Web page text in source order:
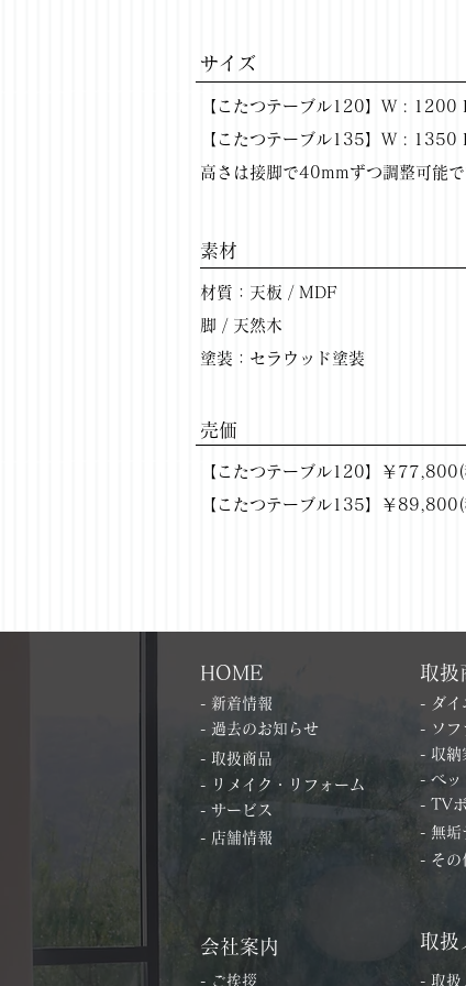
サイズ
【こたつテーブル120】W :
【こたつテーブル135】W :
高さは接脚で40mmずつ調整可能で
​素材
材質：天板 / MDF
脚 / 天然木
塗装：セラウッド塗装
​売価
【こたつテーブル120】￥
【こたつテーブル135】￥
HOME
- 新着情報
- 過去のお知らせ
- 取扱商品
- リメイク・リフォーム
- サービス
- 店舗情報
取扱
- ダイ
- ソフ
- 収納
- ベッ
- TV
- 無垢
- その
会社案内
- ご挨拶
取扱
- 取扱